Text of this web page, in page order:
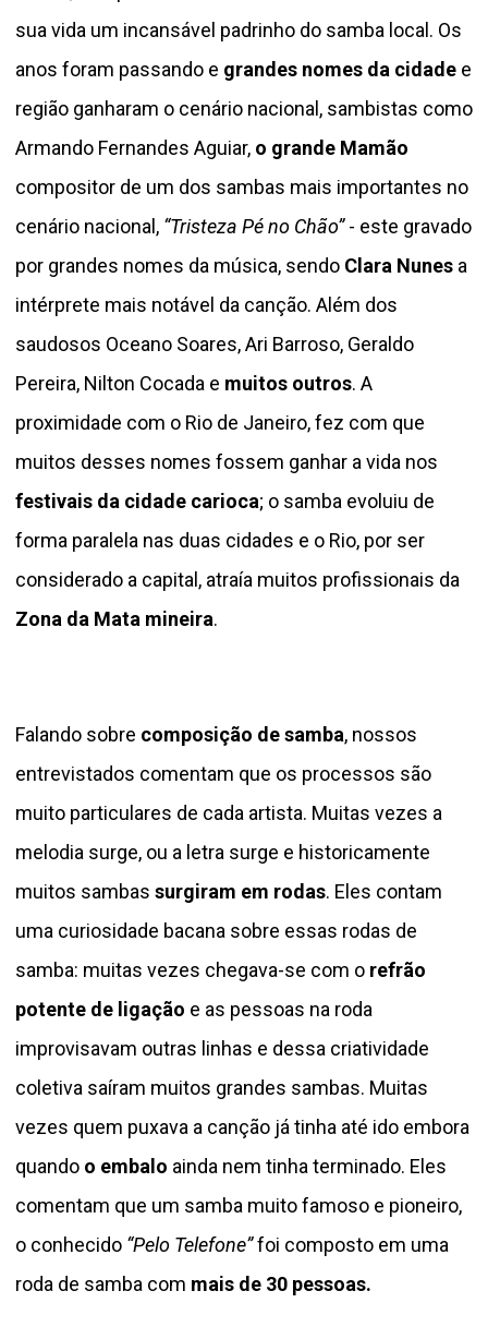
sua vida um incansável padrinho do samba local. Os
anos foram passando e grandes nomes da cidade e
região ganharam o cenário nacional, sambistas como
Armando Fernandes Aguiar, o grande Mamão
compositor de um dos sambas mais importantes no
cenário nacional, “Tristeza Pé no Chão”- este gravado
por grandes nomes da música, sendo Clara Nunes a
intérprete mais notável da canção. Além dos
saudosos Oceano Soares, Ari Barroso, Geraldo
Pereira, Nilton Cocada e muitos outros. A
proximidade com o Rio de Janeiro, fez com que
muitos desses nomes fossem ganhar a vida nos
festivais da cidade carioca; o samba evoluiu de
forma paralela nas duas cidades e o Rio, por ser
considerado a capital, atraía muitos profissionais da
Zona da Mata mineira.
Falando sobre composição de samba, nossos
entrevistados comentam que os processos são
muito particulares de cada artista. Muitas vezes a
melodia surge, ou a letra surge e historicamente
muitos sambas surgiram em rodas. Eles contam
uma curiosidade bacana sobre essas rodas de
samba: muitas vezes chegava-se com o refrão
potente de ligação e as pessoas na roda
improvisavam outras linhas e dessa criatividade
coletiva saíram muitos grandes sambas. Muitas
vezes quem puxava a canção já tinha até ido embora
quando o embalo ainda nem tinha terminado. Eles
comentam que um samba muito famoso e pioneiro,
o conhecido “Pelo Telefone”foi composto em uma
roda de samba com mais de 30 pessoas.